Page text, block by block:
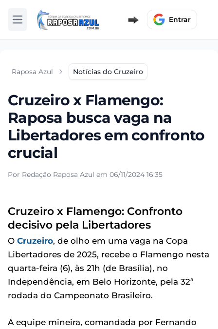
Abrir menu Entrar
Raposa Azul Notícias do Cruzeiro
Cruzeiro x Flamengo:
Raposa busca vaga na
Libertadores em confronto
crucial
Por Redação Raposa Azul em 06/11/2024 16:35
Cruzeiro x Flamengo: Confronto
decisivo pela Libertadores
O Cruzeiro, de olho em uma vaga na Copa
Libertadores de 2025, recebe o Flamengo nesta
quarta-feira (6), às 21h (de Brasília), no
Independência, em Belo Horizonte, pela 32ª
rodada do Campeonato Brasileiro.
A equipe mineira, comandada por Fernando